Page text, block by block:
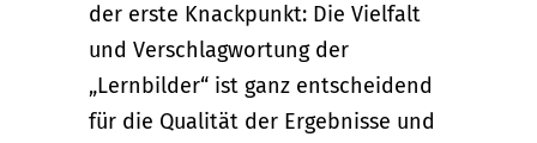
der erste Knackpunkt: Die Vielfalt
und Verschlagwortung der
„Lernbilder“ ist ganz entscheidend
für die Qualität der Ergebnisse und